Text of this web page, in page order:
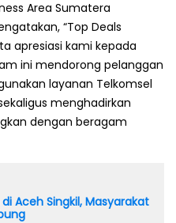
Area Sumatera
“Top Deals
apresiasi kami kepada
ini mendorong pelanggan
layanan Telkomsel
menghadirkan
dengan beragam
Aceh Singkil, Masyarakat